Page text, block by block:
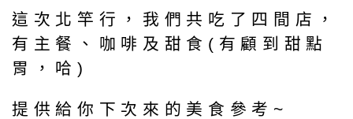
這次北竿行，我們共吃了四間店，
有主餐、咖啡及甜食(有顧到甜點
胃，哈)
提供給你下次來的美食參考~